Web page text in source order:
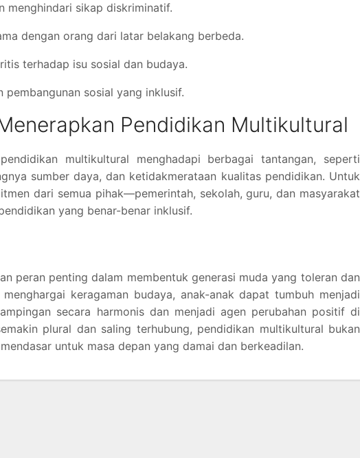
menghindari sikap diskriminatif.
dengan orang dari latar belakang berbeda.
terhadap isu sosial dan budaya.
pembangunan sosial yang inklusif.
Pendidikan Multikultural
multikultural menghadapi berbagai tantangan, seperti
sumber daya, dan ketidakmerataan kualitas pendidikan. Untuk
dari semua pihak—pemerintah, sekolah, guru, dan masyarakat
yang benar-benar inklusif.
peran penting dalam membentuk generasi muda yang toleran dan
keragaman budaya, anak-anak dapat tumbuh menjadi
secara harmonis dan menjadi agen perubahan positif di
plural dan saling terhubung, pendidikan multikultural bukan
untuk masa depan yang damai dan berkeadilan.